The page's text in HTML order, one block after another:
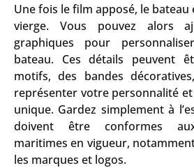
Une fois le film apposé, le
vierge. Vous pouvez alors
graphiques pour
bateau. Ces détails peuvent
motifs, des bandes
représenter votre personnalité
unique. Gardez simplement à
doivent être conformes
maritimes en vigueur,
les marques et logos.